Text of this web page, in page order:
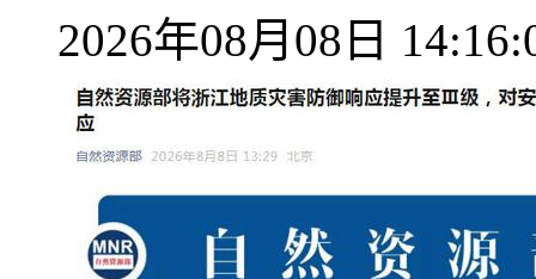
2026年08月08日